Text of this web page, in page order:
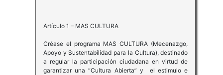
Artículo 1 – MAS CULTURA
Créase el programa MAS CULTURA (Mecenazgo,
Apoyo y Sustentabilidad para la Cultura), destinado
a regular la participación ciudadana en virtud de
garantizar una “Cultura Abierta” y el estimulo e